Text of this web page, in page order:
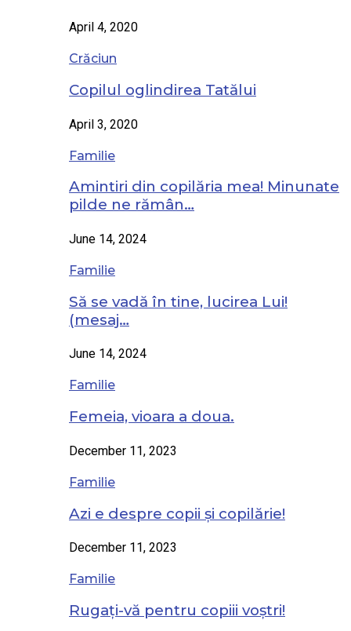
April 4, 2020
Crăciun
Copilul oglindirea Tatălui
April 3, 2020
Familie
Amintiri din copilăria mea! Minunate
pilde ne rămân…
June 14, 2024
Familie
Să se vadă în tine, lucirea Lui!
(mesaj…
June 14, 2024
Familie
Femeia, vioara a doua.
December 11, 2023
Familie
Azi e despre copii și copilărie!
December 11, 2023
Familie
Rugați-vă pentru copiii voștri!